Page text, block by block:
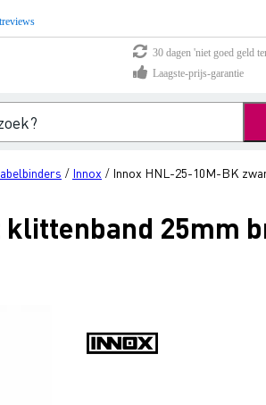
30 dagen 'niet goed geld
Laagste-prijs-garantie
/ Innox / Innox HNL-25-10M-BK
25mm